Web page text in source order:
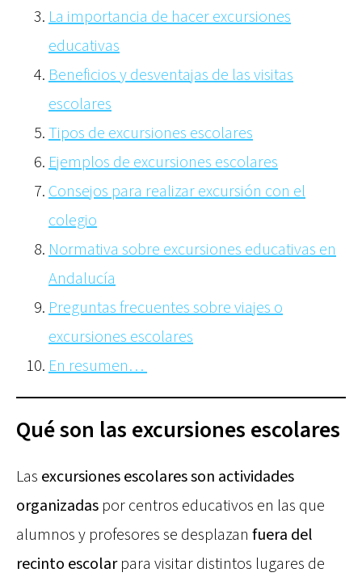
La importancia de hacer excursiones
educativas
Beneficios y desventajas de las visitas
escolares
Tipos de excursiones escolares
Ejemplos de excursiones escolares
Consejos para realizar excursión con el
colegio
Normativa sobre excursiones educativas en
Andalucía
Preguntas frecuentes sobre viajes o
excursiones escolares
En resumen…
Qué son las excursiones escolares
Las excursiones escolares son actividades
organizadas por centros educativos en las que
alumnos y profesores se desplazan fuera del
recinto escolarpara visitar distintos lugares de